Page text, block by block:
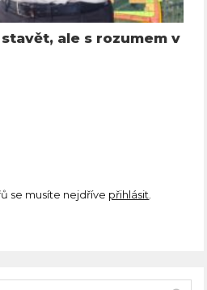
ale s rozumem v
se musíte nejdříve přihlásit.